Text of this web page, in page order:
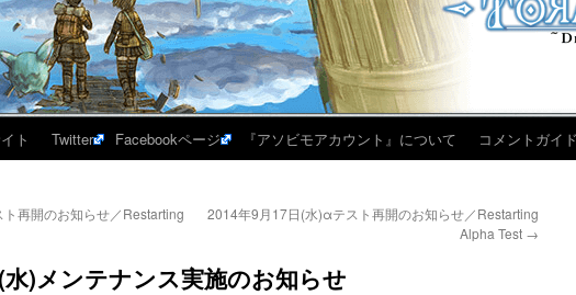
ト Twitter Facebookページ 『アソビモアカウント』について コメントガイ
再開のお知らせ／Restarting
2014年9月17日(水)αテスト再開のお知らせ／Restarting
Alpha Test →
)メンテナンス実施のお知らせ